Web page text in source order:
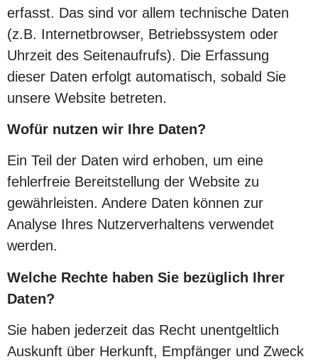
erfasst. Das sind vor allem technische Daten
(z.B. Internetbrowser, Betriebssystem oder
Uhrzeit des Seitenaufrufs). Die Erfassung
dieser Daten erfolgt automatisch, sobald Sie
unsere Website betreten.
Wofür nutzen wir Ihre Daten?
Ein Teil der Daten wird erhoben, um eine
fehlerfreie Bereitstellung der Website zu
gewährleisten. Andere Daten können zur
Analyse Ihres Nutzerverhaltens verwendet
werden.
Welche Rechte haben Sie bezüglich Ihrer
Daten?
Sie haben jederzeit das Recht unentgeltlich
Auskunft über Herkunft, Empfänger und Zweck